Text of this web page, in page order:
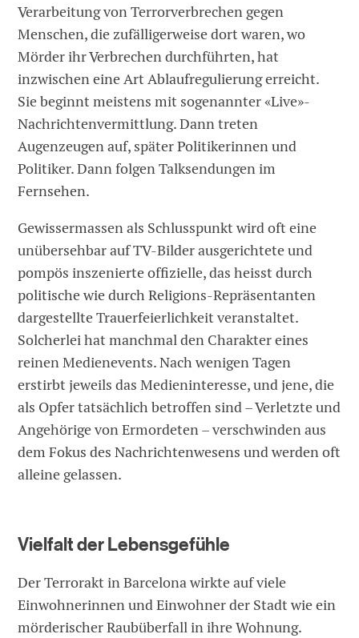
Verarbeitung von Terrorverbrechen gegen
Menschen, die zufälligerweise dort waren, wo
Mörder ihr Verbrechen durchführten, hat
inzwischen eine Art Ablaufregulierung erreicht.
Sie beginnt meistens mit sogenannter «Live»-
Nachrichtenvermittlung. Dann treten
Augenzeugen auf, später Politikerinnen und
Politiker. Dann folgen Talksendungen im
Fernsehen.
Gewissermassen als Schlusspunkt wird oft eine
unübersehbar auf TV-Bilder ausgerichtete und
pompös inszenierte offizielle, das heisst durch
politische wie durch Religions-Repräsentanten
dargestellte Trauerfeierlichkeit veranstaltet.
Solcherlei hat manchmal den Charakter eines
reinen Medienevents. Nach wenigen Tagen
erstirbt jeweils das Medieninteresse, und jene, die
als Opfer tatsächlich betroffen sind – Verletzte und
Angehörige von Ermordeten – verschwinden aus
dem Fokus des Nachrichtenwesens und werden oft
alleine gelassen.
Vielfalt der Lebensgefühle
Der Terrorakt in Barcelona wirkte auf viele
Einwohnerinnen und Einwohner der Stadt wie ein
mörderischer Raubüberfall in ihre Wohnung.